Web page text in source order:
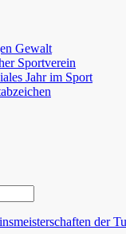
Gewalt
Sportverein
Jahr im Sport
der